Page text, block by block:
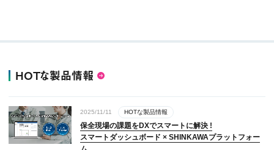
HOTな製品情報
2025/11/11 HOTな製品情報
保全現場の課題をDXでスマートに解決 !
スマートダッシュボード × SHINKAWAプラットフォー